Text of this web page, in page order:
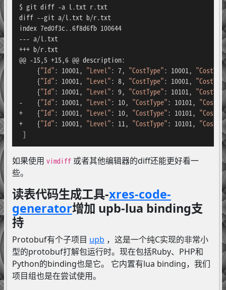
$ git diff -a l.txt r.txt
diff --git a/l.txt b/r.txt
index 7ed0f3c..6f8d6fb 100644
--- a/l.txt
+++ b/r.txt
@@ -15,5 +15,6 @@ description:
     {
"Id": 10001, "Level": 7, "CostType": 10001,
     {
"Id": 10001, "Level": 8, "CostType": 10001,
     {
"Id": 10001, "Level": 9, "CostType": 10101,
-    {"Id": 10001, "Level": 10, "CostType": 10101,
+    {"Id": 10001, "Level": 10, "CostType": 10101,
+    {"Id": 10001, "Level": 11, "CostType": 10101,
]
如果使用 vimdiff或者其他编辑器的diff还能更好看一
些。
读表代码生成工具-xres-code-
generator增加 upb-lua binding支
持
Protobuf有个子项目 upb ，这是一个纯C实现的非常小
型的protobuf打解包运行时。现在包括Ruby、PHP和
Python的binding也是它。 它内置有lua binding，我们
项目组也是在尝试使用。